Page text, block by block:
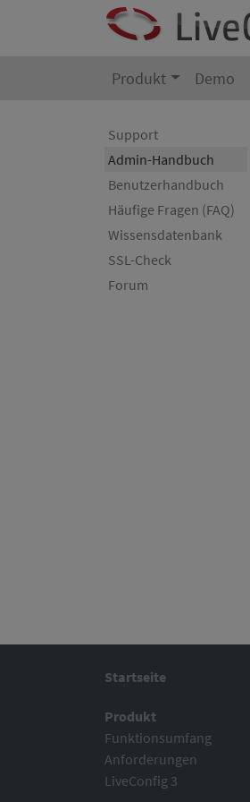
Produkt Demo
Support
Admin-Handbuch
Benutzerhandbuch
Häufige Fragen (FAQ)
Wissensdatenbank
SSL-Check
Forum
Startseite
Produkt
Funktionsumfang
Anforderungen
LiveConfig 3